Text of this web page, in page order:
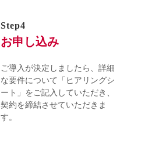
Step4
お申し込み
ご導入が決定しましたら、詳細
な要件について「ヒアリングシ
ート」をご記入していただき、
契約を締結させていただきま
す。